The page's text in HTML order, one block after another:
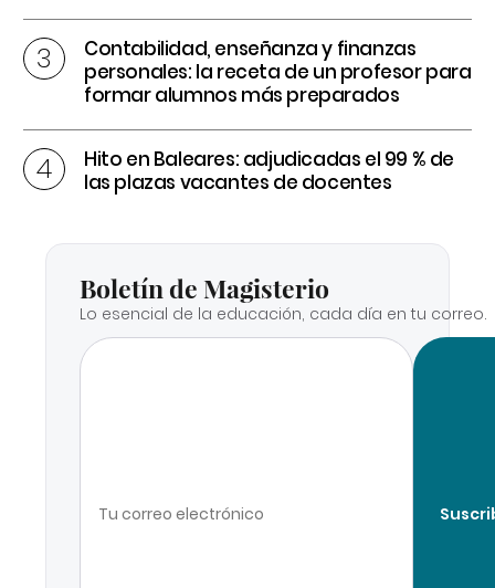
Contabilidad, enseñanza y finanzas
personales: la receta de un profesor para
formar alumnos más preparados
Hito en Baleares: adjudicadas el 99 % de
las plazas vacantes de docentes
Boletín de Magisterio
Lo esencial de la educación, cada día en tu correo.